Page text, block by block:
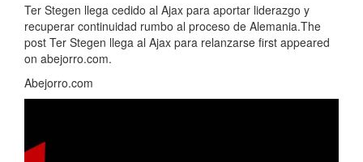
Ter Stegen llega cedido al Ajax para aportar liderazgo y
recuperar continuidad rumbo al proceso de Alemania.The
post Ter Stegen llega al Ajax para relanzarse first appeared
on abejorro.com.
Abejorro.com